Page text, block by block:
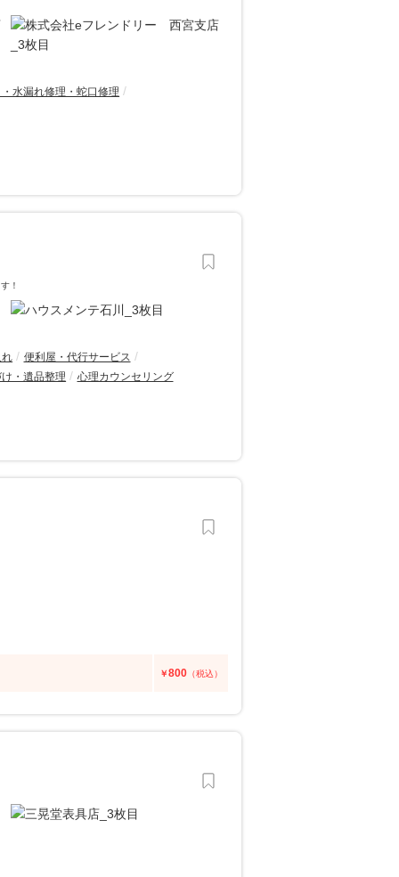
・水漏れ修理・蛇口修理
！
れ
便利屋・代行サービス
け・遺品整理 心理カウンセリング
￥800 （税込）